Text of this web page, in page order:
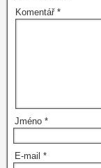
Komentář *
Jméno *
E-mail *